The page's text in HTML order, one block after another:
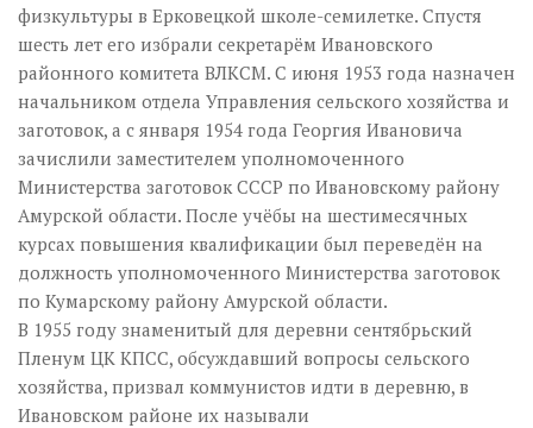
физкультуры в Ерковецкой школе-семилетке. Спустя
шесть лет его избрали секретарём Ивановского
районного комитета ВЛКСМ. С июня 1953 года назначен
начальником отдела Управления сельского хозяйства и
заготовок, а с января 1954 года Георгия Ивановича
зачислили заместителем уполномоченного
Министерства заготовок СССР по Ивановскому району
Амурской области. После учёбы на шестимесячных
курсах повышения квалификации был переведён на
должность уполномоченного Министерства заготовок
по Кумарскому району Амурской области.
В 1955 году знаменитый для деревни сентябрьский
Пленум ЦК КПСС, обсуждавший вопросы сельского
хозяйства, призвал коммунистов идти в деревню, в
Ивановском районе их называли